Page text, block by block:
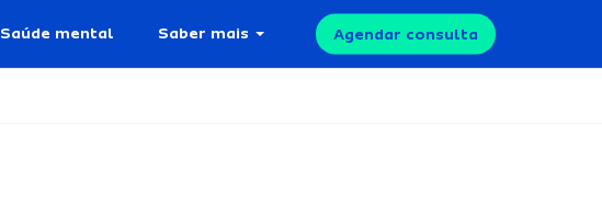
Saúde mental Saber mais Agendar consulta